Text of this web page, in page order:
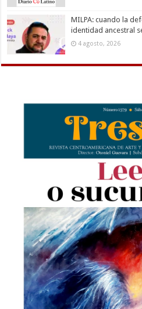
MILPA: cuando la
identidad ancestral
4 agosto, 2026